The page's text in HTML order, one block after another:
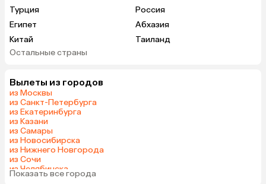
Турция
Россия
Египет
Абхазия
Китай
Таиланд
Вьетнам
Армения
Казахстан
Узбекистан
Катар
Гонконг
Венгрия
Остальные страны
Вылеты из городов
из Москвы
из Санкт-Петербурга
из Екатеринбурга
из Казани
из Самары
из Новосибирска
из Нижнего Новгорода
из Сочи
из Челябинска
из Омска
Показать все города